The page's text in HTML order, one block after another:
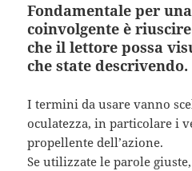
Fondamentale per
coinvolgente è
che il lettore possa
che state descrivendo.
I termini da usare vanno
oculatezza, in particolare i
propellente dell’azione.
Se utilizzate le parole